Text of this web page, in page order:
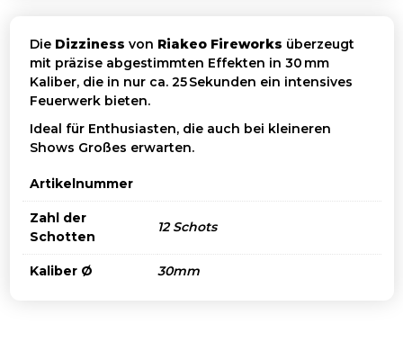
Die Dizziness von Riakeo Fireworks überzeugt
mit präzise abgestimmten Effekten in 30 mm
Kaliber, die in nur ca. 25 Sekunden ein intensives
Feuerwerk bieten.
Ideal für Enthusiasten, die auch bei kleineren
Shows Großes erwarten.
Artikelnummer
Zahl der
Schotten
12 Schots
Kaliber Ø 30mm